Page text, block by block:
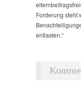
Forderung steht
entlasten.“